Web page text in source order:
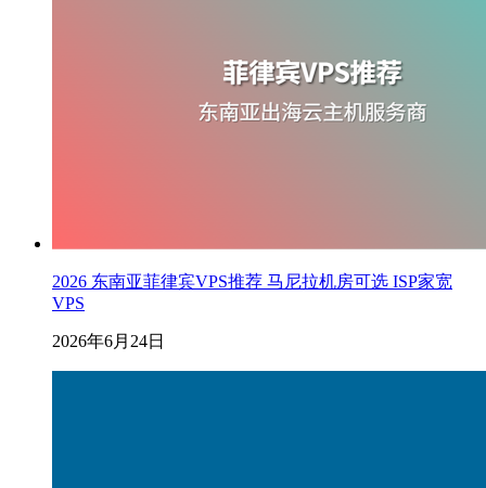
2026 东南亚菲律宾VPS推荐 马尼拉机房可选 ISP家宽
VPS
2026年6月24日